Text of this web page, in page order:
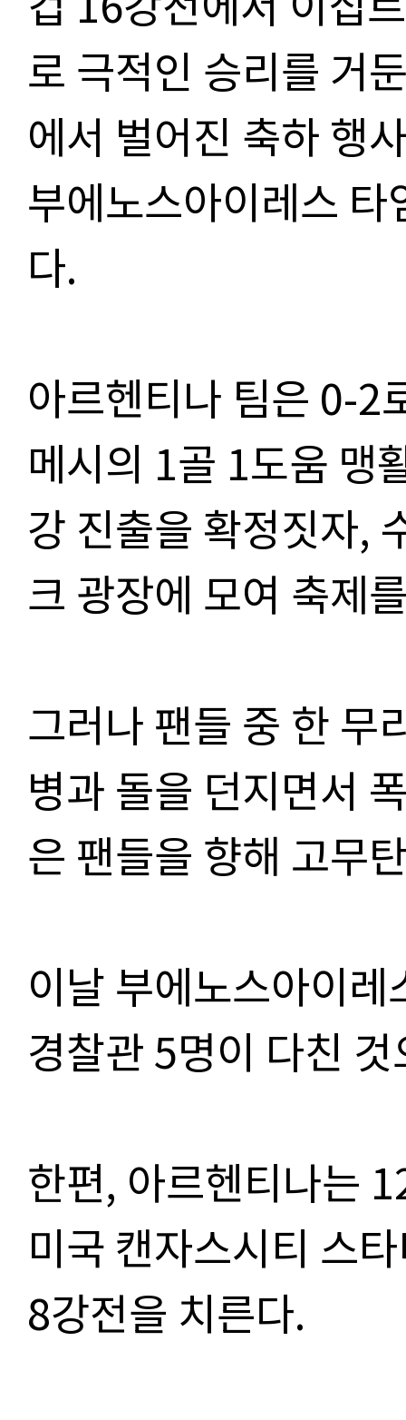
로 극적인 승리를 거
에서 벌어진 축하 행
부에노스아이레스
다.
아르헨티나 팀은 0-2
메시의 1골 1도움 맹
강 진출을 확정짓자,
크 광장에 모여 축제
그러나 팬들 중 한 무
병과 돌을 던지면서
은 팬들을 향해 고무
이날 부에노스아이
경찰관5명이 다친
한편, 아르헨티나는
미국 캔자스시티 스
8강전을 치른다.